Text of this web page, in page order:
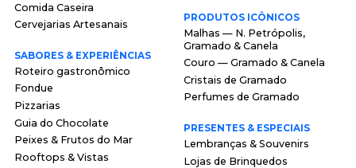
Comida Caseira
Cervejarias Artesanais
SABORES & EXPERIÊNCIAS
Roteiro gastronômico
Fondue
Pizzarias
Guia do Chocolate
Peixes & Frutos do Mar
Rooftops & Vistas
PRODUTOS ICÔNICOS
Malhas — N. Petrópolis,
Gramado & Canela
Couro — Gramado & Canela
Cristais de Gramado
Perfumes de Gramado
PRESENTES & ESPECIAIS
Lembranças & Souvenirs
Lojas de Brinquedos